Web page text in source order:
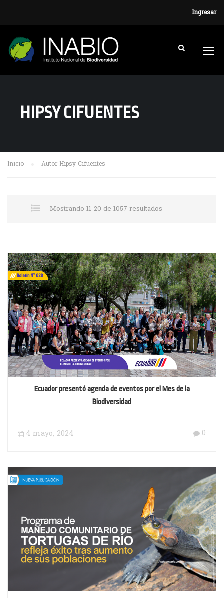
Ingresar
HIPSY CIFUENTES
Inicio Autor Hipsy Cifuentes
Mostrando 11-20 de 1057 resultados
Ecuador presentó agenda de eventos por el Mes de la
Biodiversidad
4 mayo, 2024 0